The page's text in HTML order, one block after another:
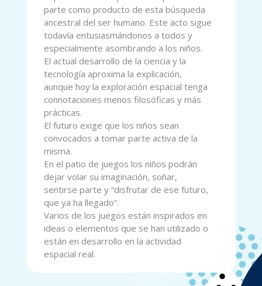
parte como producto de esta búsqueda
ancestral del ser humano. Este acto sigue
todavía entusiasmándonos a todos y
especialmente asombrando a los niños.
El actual desarrollo de la ciencia y la
tecnología aproxima la explicación,
aunque hoy la exploración espacial tenga
connotaciones menos filosóficas y más
prácticas.
El futuro exige que los niños sean
convocados a tomar parte activa de la
misma.
En el patio de juegos los niños podrán
dejar volar su imaginación, soñar,
sentirse parte y “disfrutar de ese futuro,
que ya ha llegado”.
Varios de los juegos están inspirados en
ideas o elementos que se han utilizado o
están en desarrollo en la actividad
espacial real.